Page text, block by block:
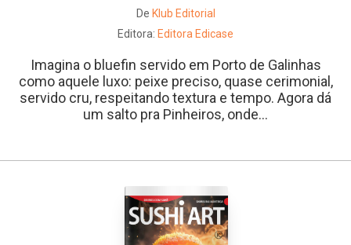
De Klub Editorial
Editora: Editora Edicase
Imagina o bluefin servido em Porto de Galinhas
como aquele luxo: peixe preciso, quase cerimonial,
servido cru, respeitando textura e tempo. Agora dá
um salto pra Pinheiros, onde...